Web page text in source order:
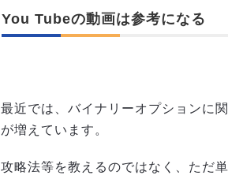
You Tubeの動画は参考になる
最近では、バイナリーオプションに
が増えています。
攻略法等を教えるのではなく、ただ